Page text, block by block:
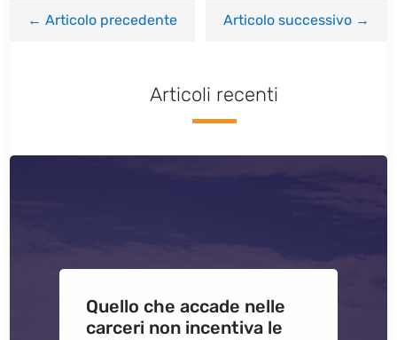
←Articolo precedente Articolo successivo→
Articoli recenti
Quello che accade nelle
carceri non incentiva le